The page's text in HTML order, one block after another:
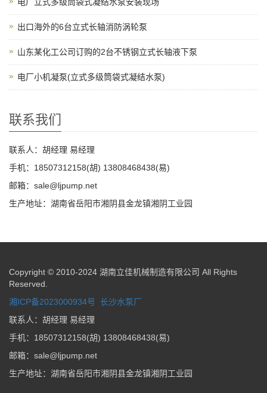
出口海外的6台立式长轴消防涡轮泵
山东某化工公司订购的2台不锈钢立式长轴液下泵
电厂小机凝泵(立式多级筒袋式凝结水泵)
联系我们
联系人：胡经理 易经理
手机：18507312158(胡) 13808468438(易)
邮箱：sale@ljpump.net
生产地址：湖南省岳阳市湘阴县金龙镇湘阴工业园
Copyright © 2010-2024 湖南立佳机械制造有限公司 All Rights
Reserved.
湘ICP备2023000934号 长沙水泵厂
联系人：胡经理 易经理
手机：18507312158(胡) 13808468438(易)
邮箱：sale@ljpump.net
生产地址：湖南省岳阳市湘阴县金龙镇湘阴工业园